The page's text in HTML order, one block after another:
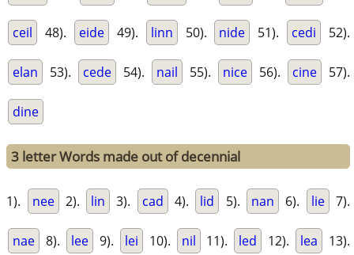
ceil 48). eide 49). linn 50). nide 51). cedi 52).
elan 53). cede 54). nail 55). nice 56). cine 57).
dine
3 letter Words made out of decennial
1). nee 2). lin 3). cad 4). lid 5). nan 6). lie 7).
nae 8). lee 9). lei 10). nil 11). led 12). lea 13).